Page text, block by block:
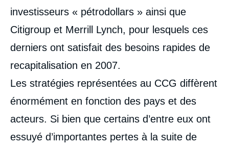
investisseurs « pétrodollars » ainsi que
Citigroup et Merrill Lynch, pour lesquels ces
derniers ont satisfait des besoins rapides de
recapitalisation en 2007.
Les stratégies représentées au CCG diffèrent
énormément en fonction des pays et des
acteurs. Si bien que certains d’entre eux ont
essuyé d’importantes pertes à la suite de